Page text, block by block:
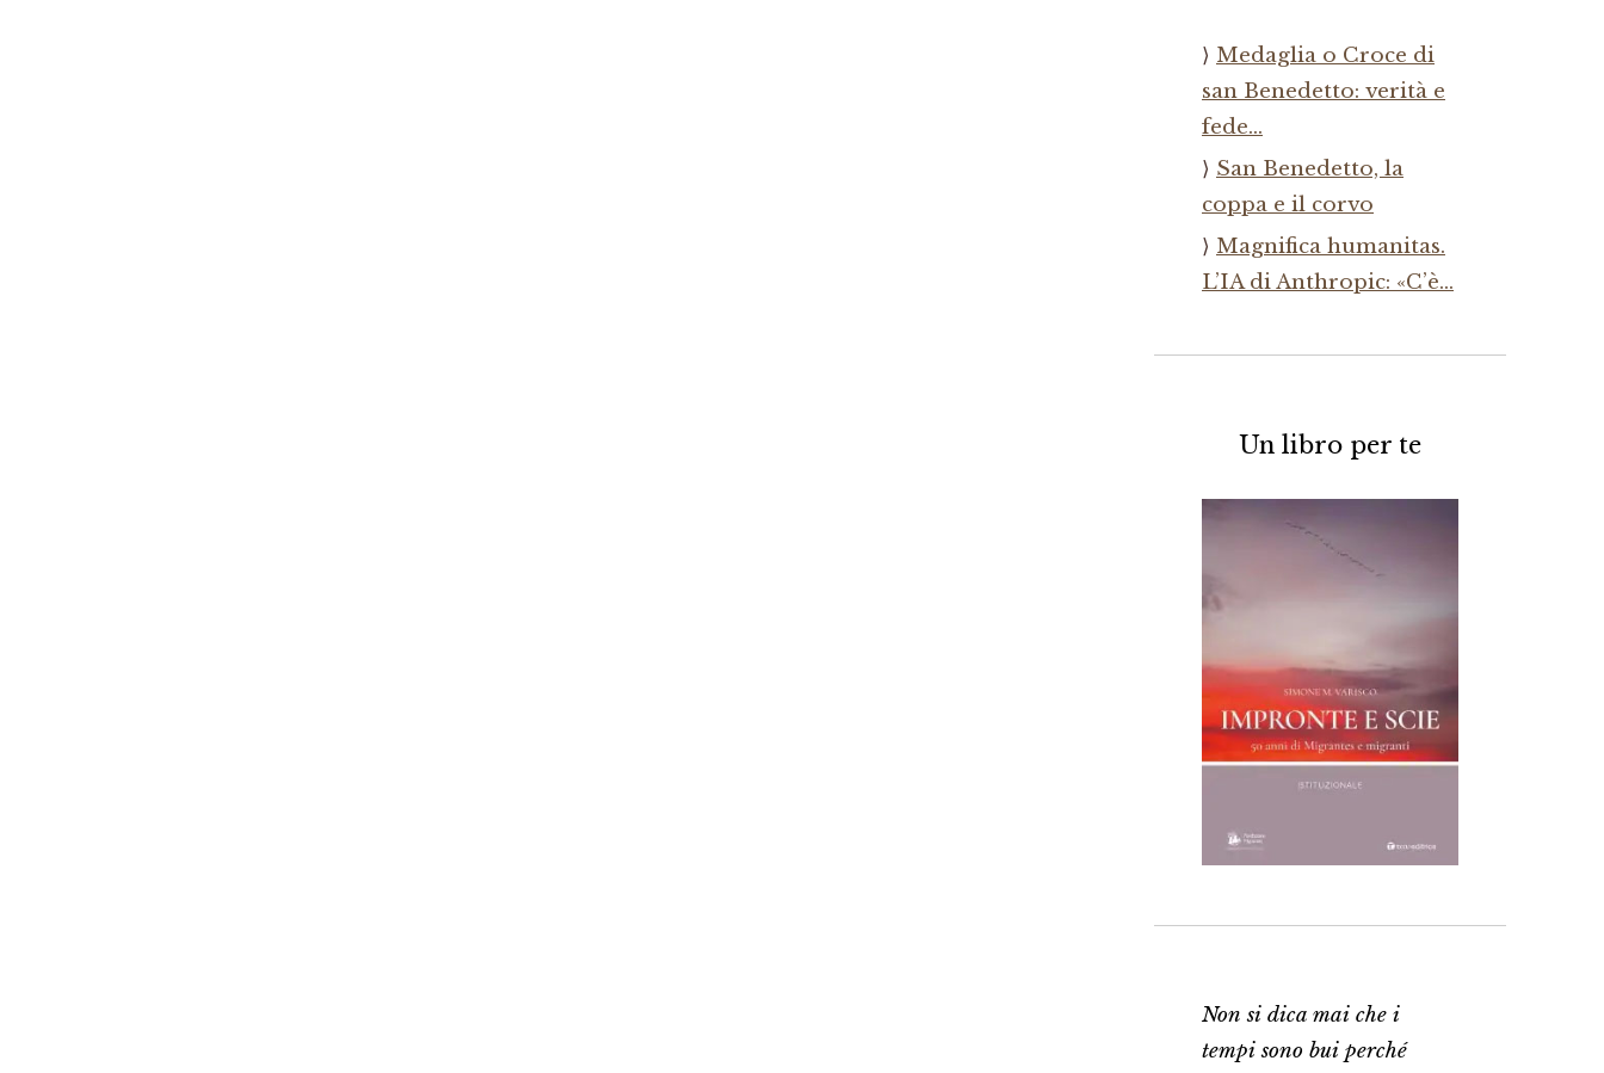
Medaglia o Croce di
san Benedetto: verità e
fede…
San Benedetto, la
coppa e il corvo
Magnifica humanitas.
L’IA di Anthropic: «C’è…
Un libro per te
Non si dica mai che i
tempi sono bui perché